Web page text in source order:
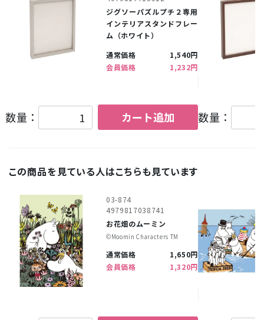
ジグソーパズルプチ２専用
インテリアスタンドフレー
ム（ホワイト）
通常価格
1,540円
会員価格
1,232円
数量： カート追加 数量：
この商品を見ている人はこちらも見ています
03-874
4979817038741
お花畑のムーミン
©︎Moomin Characters TM
通常価格
1,650円
会員価格
1,320円